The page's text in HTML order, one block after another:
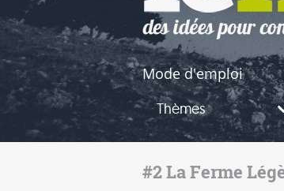
Mode d'emploi
Thèmes
#2 La Ferme